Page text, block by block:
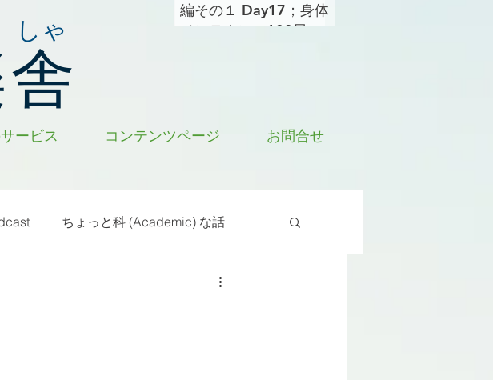
ゃ
編その１ Day17；身体
メンテナンス100日プ
ービス コンテンツページ お問合せ
ちょっと科 (Academic) な話